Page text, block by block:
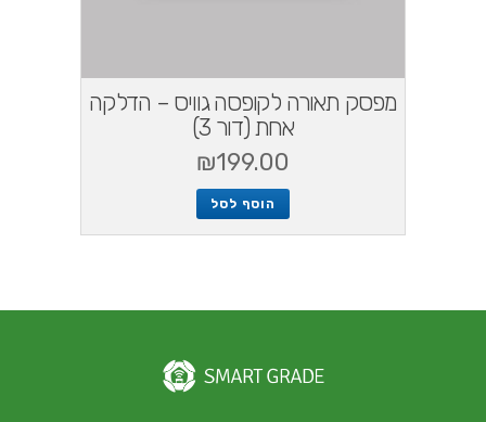
מפסק תאורה לקופסה גוויס – הדלקה
אחת (דור 3)
₪199.00
הוסף לסל
